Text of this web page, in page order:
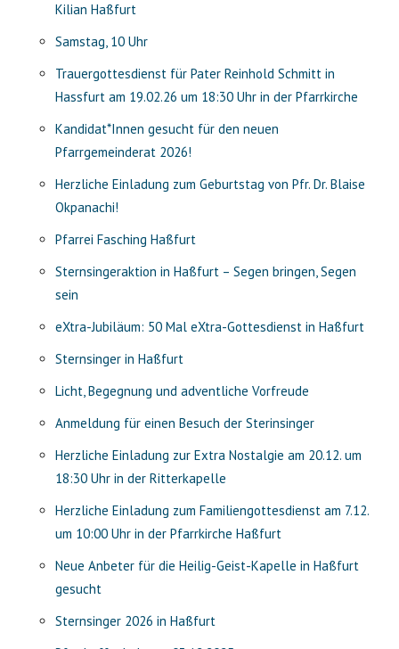
Kilian Haßfurt
Samstag, 10 Uhr
Trauergottesdienst für Pater Reinhold Schmitt in
Hassfurt am 19.02.26 um 18:30 Uhr in der Pfarrkirche
Kandidat*Innen gesucht für den neuen
Pfarrgemeinderat 2026!
Herzliche Einladung zum Geburtstag von Pfr. Dr. Blaise
Okpanachi!
Pfarrei Fasching Haßfurt
Sternsingeraktion in Haßfurt – Segen bringen, Segen
sein
eXtra-Jubiläum: 50 Mal eXtra-Gottesdienst in Haßfurt
Sternsinger in Haßfurt
Licht, Begegnung und adventliche Vorfreude
Anmeldung für einen Besuch der Sterinsinger
Herzliche Einladung zur Extra Nostalgie am 20.12. um
18:30 Uhr in der Ritterkapelle
Herzliche Einladung zum Familiengottesdienst am 7.12.
um 10:00 Uhr in der Pfarrkirche Haßfurt
Neue Anbeter für die Heilig-Geist-Kapelle in Haßfurt
gesucht
Sternsinger 2026 in Haßfurt